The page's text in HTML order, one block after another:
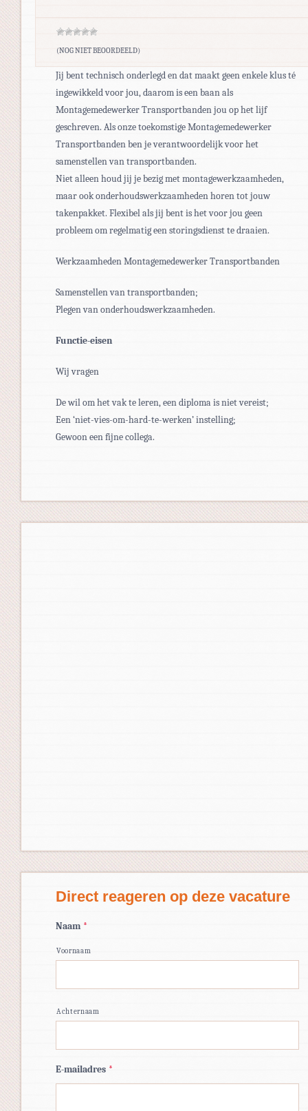
(NOG NIET BEOORDEELD)
Jij bent technisch onderlegd en dat maakt geen enkele klus té
ingewikkeld voor jou, daarom is een baan als
Montagemedewerker Transportbanden jou op het lijf
geschreven. Als onze toekomstige Montagemedewerker
Transportbanden ben je verantwoordelijk voor het
samenstellen van transportbanden.
Niet alleen houd jij je bezig met montagewerkzaamheden,
maar ook onderhoudswerkzaamheden horen tot jouw
takenpakket. Flexibel als jij bent is het voor jou geen
probleem om regelmatig een storingsdienst te draaien.
Werkzaamheden Montagemedewerker Transportbanden
Samenstellen van transportbanden;
Plegen van onderhoudswerkzaamheden.
Functie-eisen
Wij vragen
De wil om het vak te leren, een diploma is niet vereist;
Een ‘niet-vies-om-hard-te-werken’ instelling;
Gewoon een fijne collega.
Direct reageren op deze vacature
Naam *
Voornaam
Achternaam
E-mailadres *